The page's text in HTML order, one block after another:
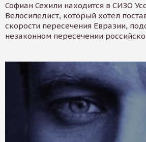
Софиан Сехили находится в СИЗО
Велосипедист, который хотел
скорости пересечения Евразии,
незаконном пересечении